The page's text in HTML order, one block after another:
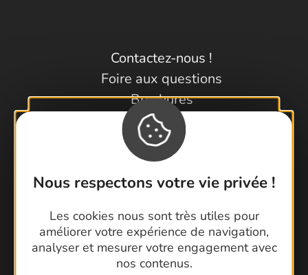
Nous respectons votre vie privée !
Les cookies nous sont très utiles pour
améliorer votre expérience de navigation,
analyser et mesurer votre engagement avec
nos contenus.
Contactez-nous !
Foire aux questions
Brochures
Cartoguides et Topoguides
Latitude Gard